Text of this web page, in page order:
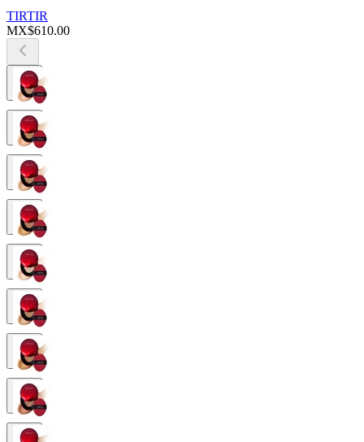
TIRTIR
MX$610.00